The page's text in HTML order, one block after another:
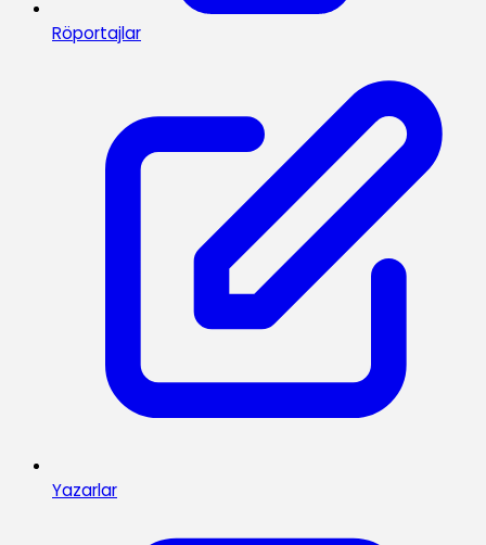
Röportajlar
Yazarlar